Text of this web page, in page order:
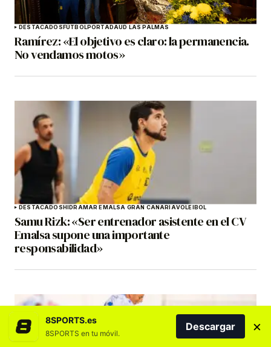
DESTACADOSFÚTBOLPORTADAUD LAS PALMAS
Ramírez: «El objetivo es claro: la permanencia.
No vendamos motos»
DESTACADOSHIDRAMAR EMALSA GRAN CANARIAVOLEIBOL
Samu Rizk: «Ser entrenador asistente en el CV
Emalsa supone una importante
responsabilidad»
8SPORTS.es
8SPORTS en tu móvil.
Descargar ×